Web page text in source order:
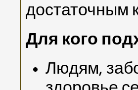
достаточным
Для кого
Людям,